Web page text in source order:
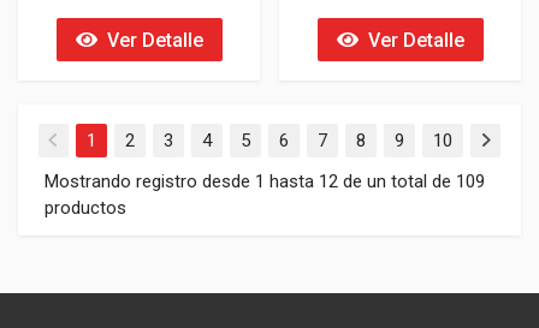
Ver Detalle Ver Detalle
1 2 3 4 5 6 7 8 9
10
Mostrando registro desde 1 hasta 12 de un total de 109
productos